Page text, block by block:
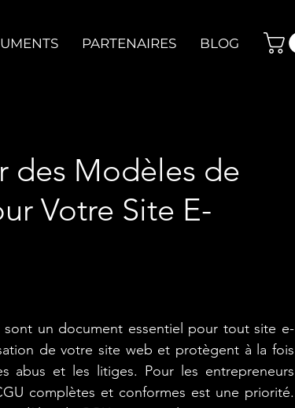
PARTENAIRES BLOG
des Modèles de
Votre Site E-
sont un document essentiel pour tout site e-
de votre site web et protègent à la fois
abus et les litiges. Pour les entrepreneurs
complètes et conformes est une priorité.